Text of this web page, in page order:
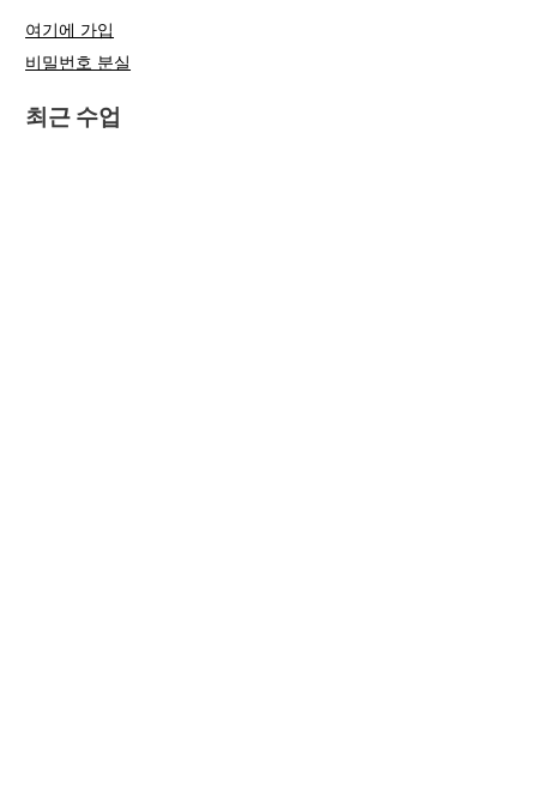
여기에 가입
비밀번호 분실
최근 수업